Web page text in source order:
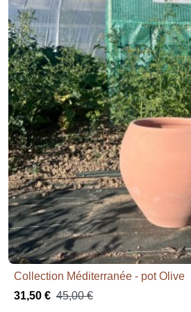
Collection Méditerranée - pot Olive
31,50 € 45,00 €